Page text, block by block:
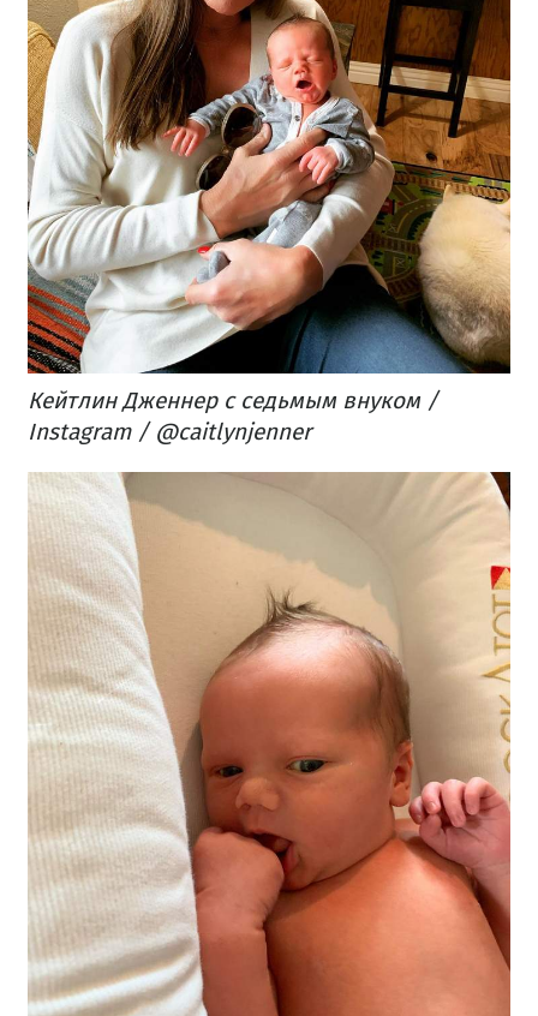
Кейтлин Дженнер с седьмым внуком​ /
Instagram / @caitlynjenner